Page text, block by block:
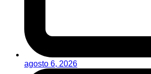
agosto 6, 2026